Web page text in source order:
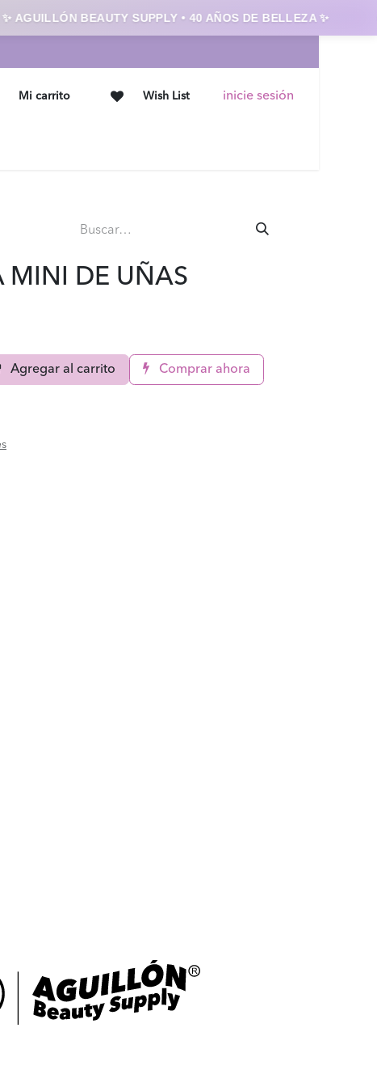
Mi carrito Wish List inicie sesión
MINI DE UÑAS
Agregar al carrito Comprar ahora
AGUILLÓN BEAUTY SUPPLY • 40 AÑOS DE BELLEZA ✨